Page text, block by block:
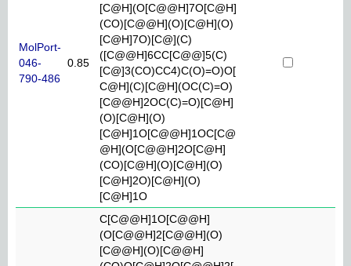
MolPort-
046-
790-486
0.85
[C@H](O[C@@H]7O[C@H]
(CO)[C@@H](O)[C@H](O)
[C@H]7O)[C@](C)
([C@@H]6CC[C@@]5(C)
[C@]3(CO)CC4)C(O)=O)O[
C@H](C)[C@H](OC(C)=O)
[C@@H]2OC(C)=O)[C@H]
(O)[C@H](O)
[C@H]1O[C@@H]1OC[C@
@H](O[C@@H]2O[C@H]
(CO)[C@H](O)[C@H](O)
[C@H]2O)[C@H](O)
[C@H]1O
C[C@@H]1O[C@@H]
(O[C@@H]2[C@@H](O)
[C@@H](O)[C@@H]